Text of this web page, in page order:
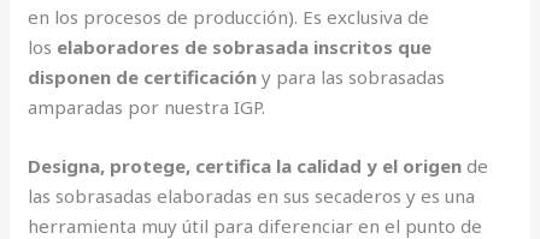
en los procesos de producción). Es exclusiva de
los elaboradores de sobrasada inscritos que
disponen de certificación y para las sobrasadas
amparadas por nuestra IGP.
Designa, protege, certifica la calidad y el origen de
las sobrasadas elaboradas en sus secaderos y es una
herramienta muy útil para diferenciar en el punto de